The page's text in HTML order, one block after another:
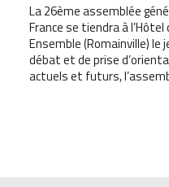
La 26ème assemblée
France se tiendra à
Ensemble (Romainville) le
débat et de prise
actuels et futurs,